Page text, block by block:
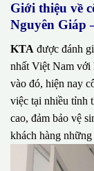
Giới thiệu về
Nguyên Giáp
KTA được đánh
nhất Việt Nam với
vào đó, hiện nay
việc tại nhiều tỉnh
cao, đảm bảo vệ
khách hàng